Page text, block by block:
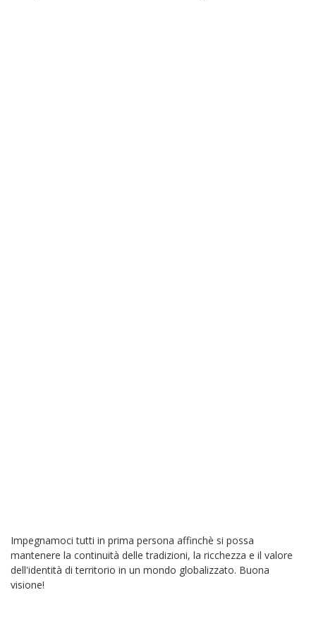
Impegnamoci tutti in prima persona affinchè si possa
mantenere la continuità delle tradizioni, la ricchezza e il valore
dell'identità di territorio in un mondo globalizzato. Buona
visione!